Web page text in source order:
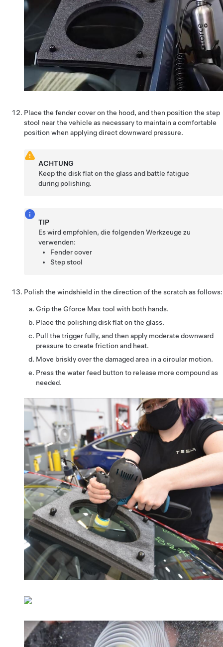
Place the fender cover on the hood, and then position the step
stool near the vehicle as necessary to maintain a comfortable
position when applying direct downward pressure.
ACHTUNG
Keep the disk flat on the glass and battle fatigue
during polishing.
TIP
Es wird empfohlen, die folgenden Werkzeuge zu
verwenden:
Fender cover
Step stool
Polish the windshield in the direction of the scratch as follows:
Grip the Gforce Max tool with both hands.
Place the polishing disk flat on the glass.
Pull the trigger fully, and then apply moderate downward
pressure to create friction and heat.
Move briskly over the damaged area in a circular motion.
Press the water feed button to release more compound as
needed.